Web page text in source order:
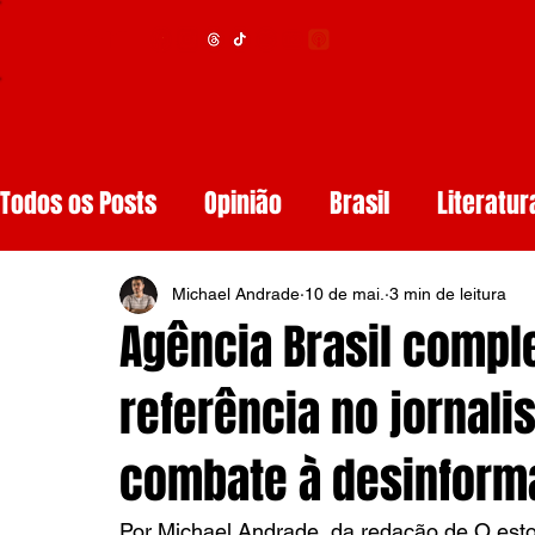
Todos os Posts Opinião Brasil
Educação Segurança Obituários
Resenhas de Livros Inteligência
Diários de Leitura Reviews Copa do
Agência Brasil
referência no
combate à
Michael Andrade 10 de mai. 3 min de leitura